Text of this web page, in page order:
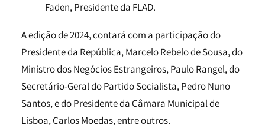
Faden, Presidente da FLAD.
A edição de 2024, contará com a participação do
Presidente da República, Marcelo Rebelo de Sousa, do
Ministro dos Negócios Estrangeiros, Paulo Rangel, do
Secretário-Geral do Partido Socialista, Pedro Nuno
Santos, e do Presidente da Câmara Municipal de
Lisboa, Carlos Moedas, entre outros.